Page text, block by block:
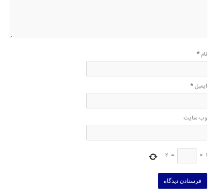
نام*
ایمیل*
وب‌ سایت
1
×
=
2